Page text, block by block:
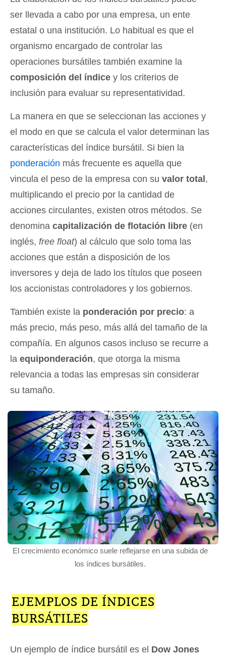
ser llevada a cabo por una empresa, un ente
estatal o una institución. Lo habitual es que el
organismo encargado de controlar las
operaciones bursátiles también examine la
composición del índice y los criterios de
inclusión para evaluar su representatividad.
La manera en que se seleccionan las acciones y
el modo en que se calcula el valor determinan las
características del índice bursátil. Si bien la
ponderación más frecuente es aquella que
vincula el peso de la empresa con su valor total,
multiplicando el precio por la cantidad de
acciones circulantes, existen otros métodos. Se
denomina capitalización de flotación libre (en
inglés, free float) al cálculo que solo toma las
acciones que están a disposición de los
inversores y deja de lado los títulos que poseen
los accionistas controladores y los gobiernos.
También existe la ponderación por precio: a
más precio, más peso, más allá del tamaño de la
compañía. En algunos casos incluso se recurre a
la equiponderación, que otorga la misma
relevancia a todas las empresas sin considerar
su tamaño.
El crecimiento económico suele reflejarse en una subida de
los índices bursátiles.
EJEMPLOS DE ÍNDICES
BURSÁTILES
Un ejemplo de índice bursátil es el Dow Jones